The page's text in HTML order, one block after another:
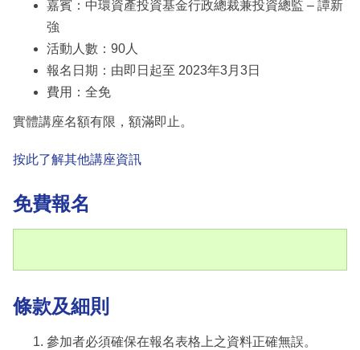
嘉賓：中環資產投資基金行政總裁兼投資總監 – 譚新
強
活動人數：90人
報名日期：由即日起至 2023年3月3日
費用：全免
實體講座名額有限，額滿即止。
按此了解其他講座資訊
免費報名
條款及細則
參加者必須確保在報名表格上之資料正確無誤。